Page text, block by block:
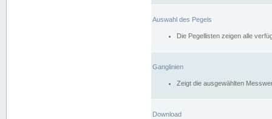
Auswahl des Pegels
Die Pegellisten zeigen alle
Ganglinien
Zeigt die ausgewählten
Download